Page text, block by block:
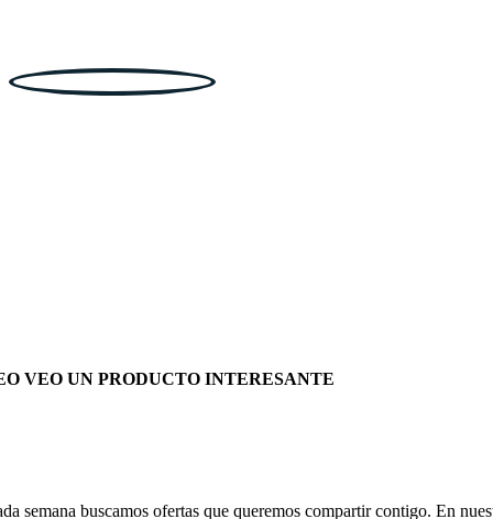
VEO UN PRODUCTO INTERESANTE
semana buscamos ofertas que queremos compartir contigo. En